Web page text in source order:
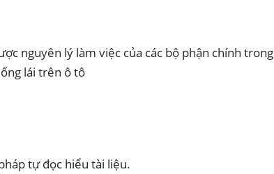
nguyên lý làm việc của các bộ phận chính trong
lái trên ô tô
tự đọc hiểu tài liệu.